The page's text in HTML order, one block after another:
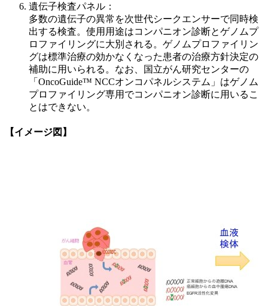
遺伝子検査パネル：
多数の遺伝子の異常を次世代シークエンサーで同時検
出する検査。使用用途はコンパニオン診断とゲノムプ
ロファイリングに大別される。ゲノムプロファイリン
グは標準治療の効かなくなった患者の治療方針決定の
補助に用いられる。なお、国立がん研究センターの
「OncoGuide™ NCCオンコパネルシステム」はゲノム
プロファイリング専用でコンパニオン診断に用いるこ
とはできない。
【イメージ図】